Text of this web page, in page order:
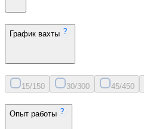
График вахты
15/150 30/300 45/450
Опыт работы